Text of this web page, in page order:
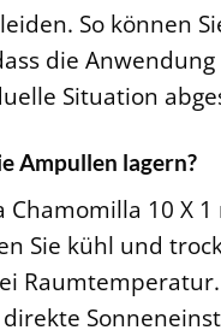
So können
die
Situation
Ampullen lagern?
Chamomilla 10 X 1
Sie kühl und
Raumtemperatur.